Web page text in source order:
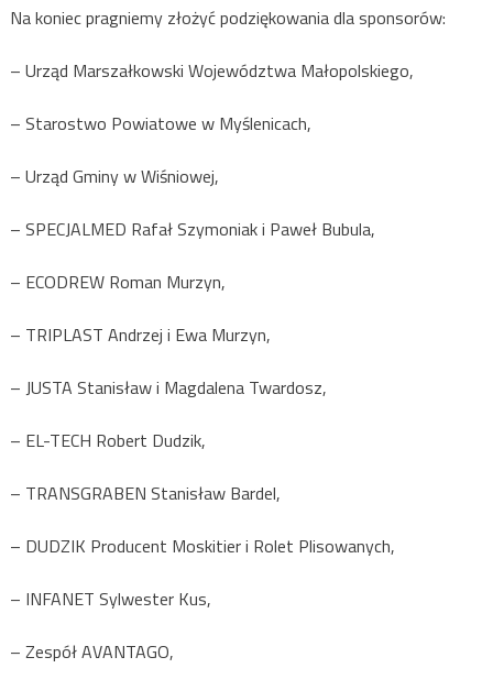
Na koniec pragniemy złożyć podziękowania dla sponsorów:
– Urząd Marszałkowski Województwa Małopolskiego,
– Starostwo Powiatowe w Myślenicach,
– Urząd Gminy w Wiśniowej,
– SPECJALMED Rafał Szymoniak i Paweł Bubula,
– ECODREW Roman Murzyn,
– TRIPLAST Andrzej i Ewa Murzyn,
– JUSTA Stanisław i Magdalena Twardosz,
– EL-TECH Robert Dudzik,
– TRANSGRABEN Stanisław Bardel,
– DUDZIK Producent Moskitier i Rolet Plisowanych,
– INFANET Sylwester Kus,
– Zespół AVANTAGO,